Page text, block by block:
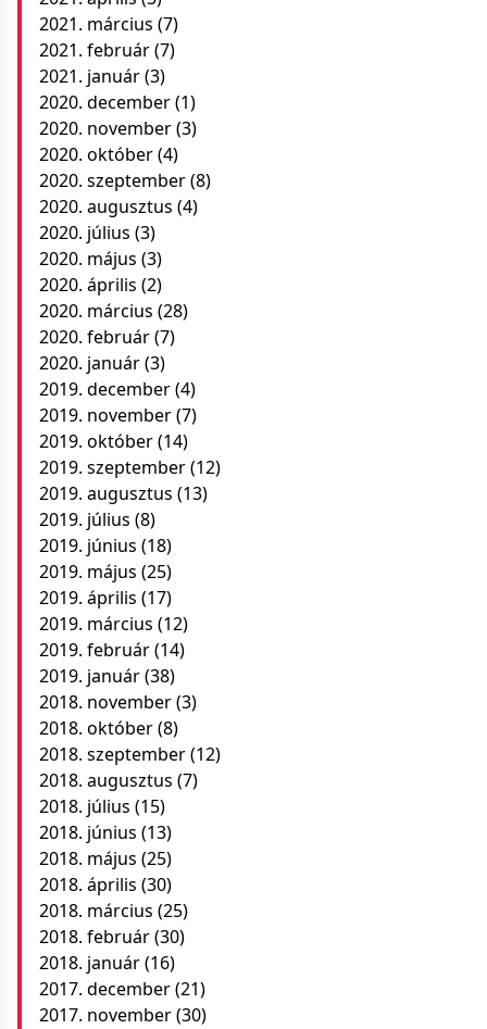
2021. március (7)
2021. február(7)
2021. január(3)
2020. december(1)
2020. november(3)
2020. október(4)
2020. szeptember(8)
2020. augusztus (4)
2020. július (3)
2020. május (3)
2020. április (2)
2020. március (28)
2020. február(7)
2020. január(3)
2019. december(4)
2019. november(7)
2019. október(14)
2019. szeptember(12)
2019. augusztus (13)
2019. július (8)
2019. június (18)
2019. május (25)
2019. április (17)
2019. március (12)
2019. február(14)
2019. január(38)
2018. november(3)
2018. október(8)
2018. szeptember(12)
2018. augusztus (7)
2018. július (15)
2018. június (13)
2018. május (25)
2018. április (30)
2018. március (25)
2018. február(30)
2018. január(16)
2017. december(21)
2017. november(30)